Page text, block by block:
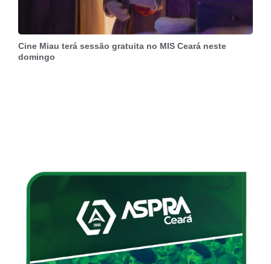
Cine Miau terá sessão gratuita no MIS Ceará neste
domingo